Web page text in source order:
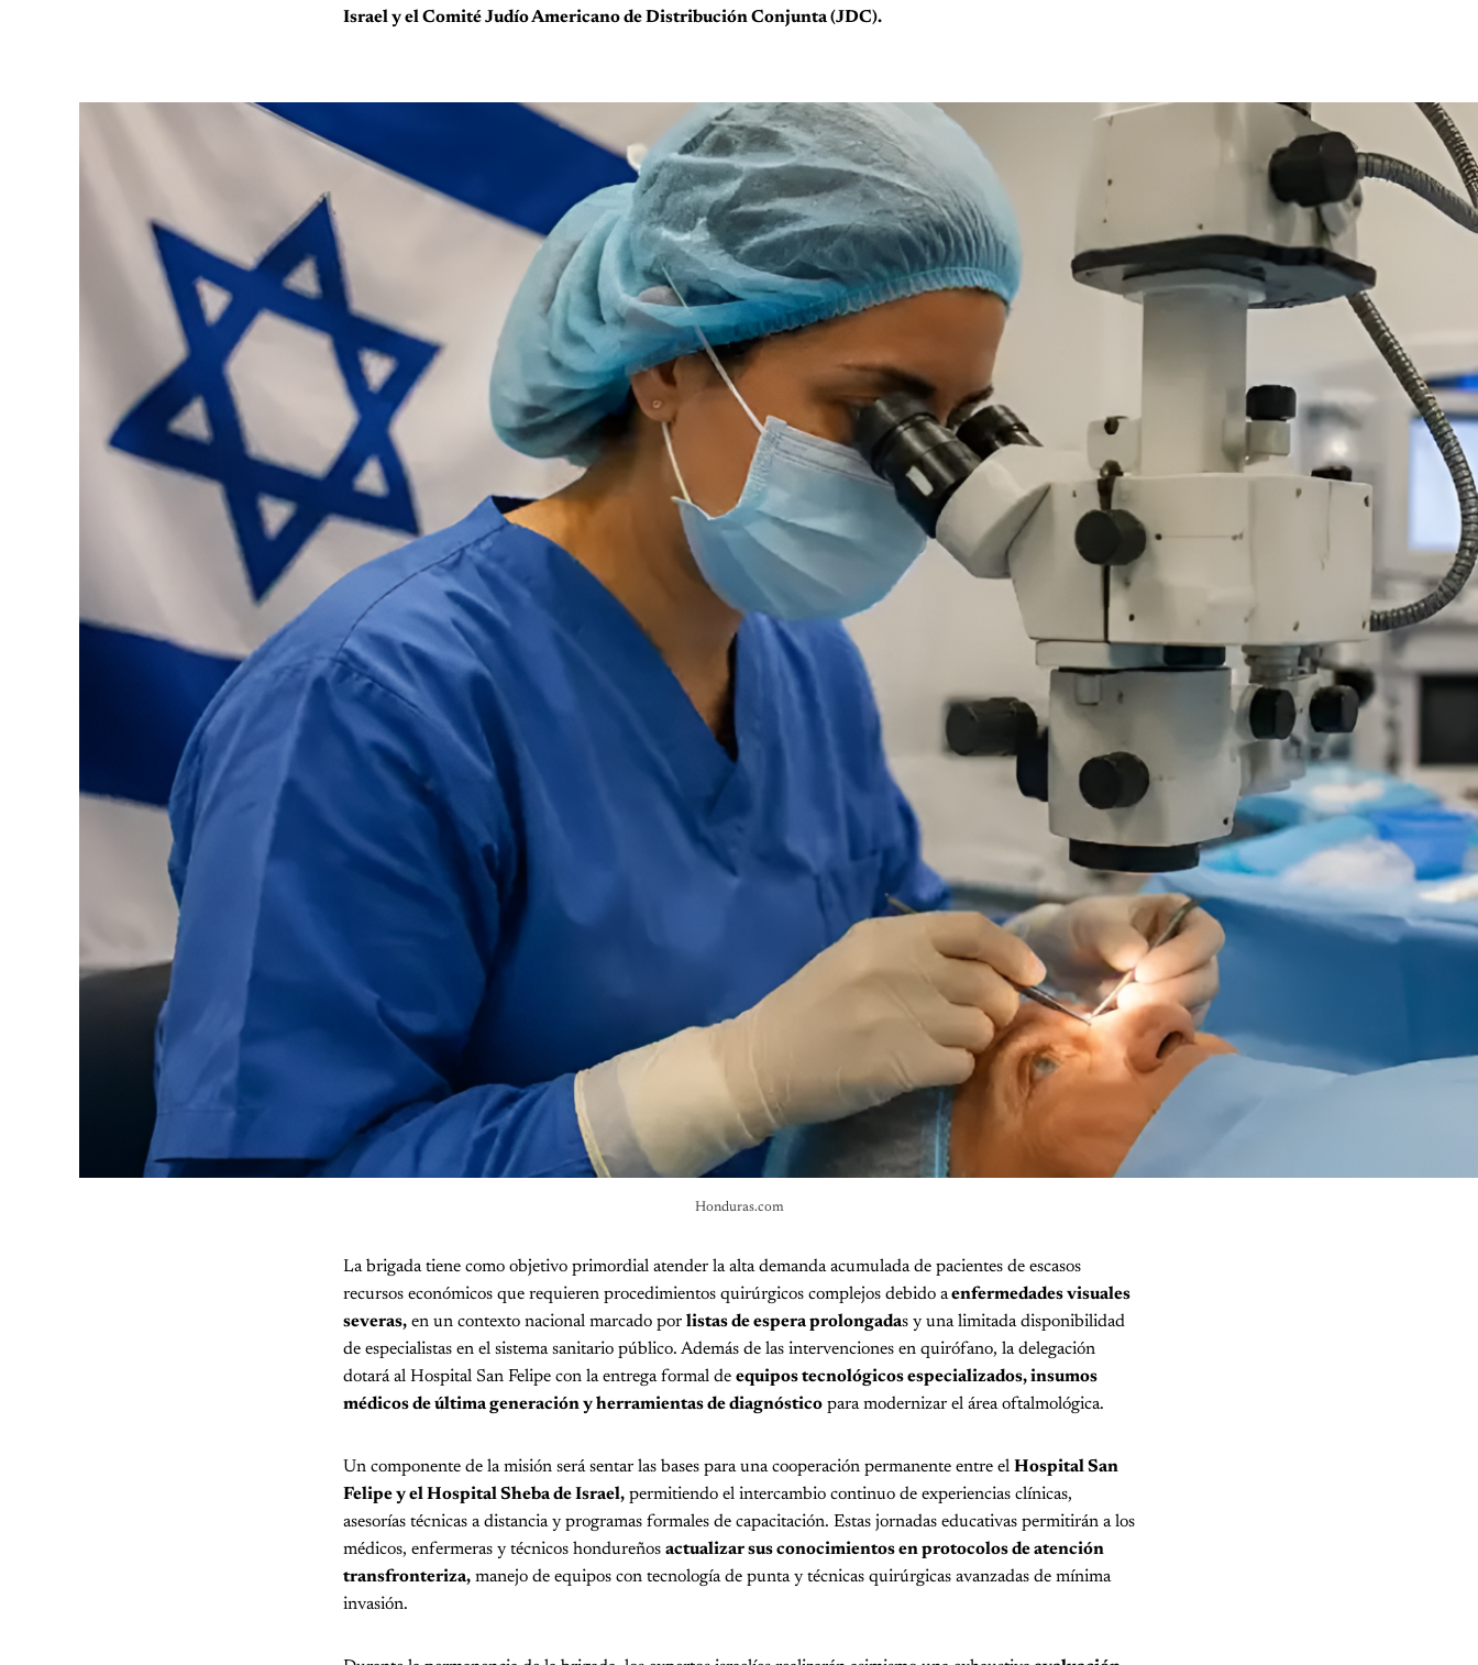
Israel y el Comité Judío Americano de Distribución Conjunta (JDC).
Honduras.com
La brigada tiene como objetivo primordial atender la alta demanda acumulada de pacientes de escasos
recursos económicos que requieren procedimientos quirúrgicos complejos debido aenfermedades visuales
severas, en un contexto nacional marcado por listas de espera prolongadas y una limitada disponibilidad
de especialistas en el sistema sanitario público. Además de las intervenciones en quirófano, la delegación
dotará al Hospital San Felipe con la entrega formal de equipos tecnológicos especializados, insumos
médicos de última generación y herramientas de diagnóstico para modernizar el área oftalmológica.
Un componente de la misión será sentar las bases para una cooperación permanente entre el Hospital San
Felipe y el Hospital Sheba de Israel, permitiendo el intercambio continuo de experiencias clínicas,
asesorías técnicas a distancia y programas formales de capacitación. Estas jornadas educativas permitirán a los
médicos, enfermeras y técnicos hondureños actualizar sus conocimientos en protocolos de atención
transfronteriza, manejo de equipos con tecnología de punta y técnicas quirúrgicas avanzadas de mínima
invasión.